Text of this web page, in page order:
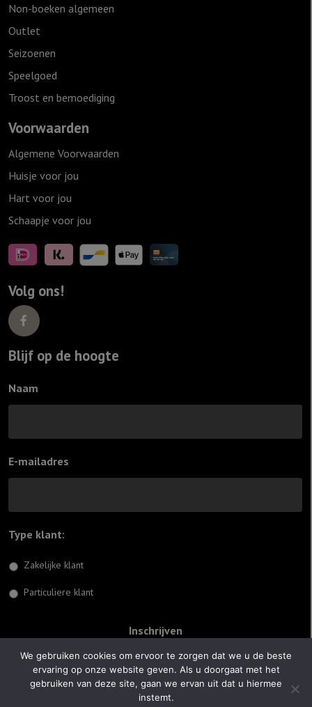
Non-boeken algemeen
Outlet
Seizoenen
Speelgoed
Troost en bemoediging
Voorwaarden
Algemene Voorwaarden
Huisje voor jou
Hart voor jou
Schaapje voor jou
Volg ons!
Blijf op de hoogte
Naam
E-mailadres
Type klant:
Zakelijke klant
Particuliere klant
© 2026 Jiftach
Optimus Websites
We gebruiken cookies om ervoor te zorgen dat we u de beste
ervaring op onze website geven. Als u doorgaat met het
gebruiken van deze site, gaan we ervan uit dat u hiermee
instemt.